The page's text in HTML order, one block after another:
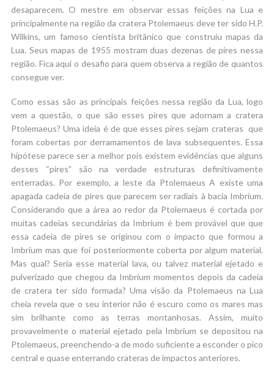
desaparecem. O mestre em observar essas feições na Lua e
principalmente na região da cratera Ptolemaeus deve ter sido H.P.
Wilkins, um famoso cientista britânico que construiu mapas da
Lua. Seus mapas de 1955 mostram duas dezenas de pires nessa
região. Fica aqui o desafio para quem observa a região de quantos
consegue ver.
Como essas são as principais feições nessa região da Lua, logo
vem a questão, o que são esses pires que adornam a cratera
Ptolemaeus? Uma ideia é de que esses pires sejam crateras que
foram cobertas por derramamentos de lava subsequentes. Essa
hipótese parece ser a melhor pois existem evidências que alguns
desses “pires” são na verdade estruturas definitivamente
enterradas. Por exemplo, a leste da Ptolemaeus A existe uma
apagada cadeia de pires que parecem ser radiais à bacia Imbrium.
Considerando que a área ao redor da Ptolemaeus é cortada por
muitas cadeias secundárias da Imbrium é bem provável que que
essa cadeia de pires se originou com o impacto que formou a
Imbrium mas que foi posteriormente coberta por algum material.
Mas qual? Seria esse material lava, ou talvez material ejetado e
pulverizado que chegou da Imbrium momentos depois da cadeia
de cratera ter sido formada? Uma visão da Ptolemaeus na Lua
cheia revela que o seu interior não é escuro como os mares mas
sim brilhante como as terras montanhosas. Assim, muito
provavelmente o material ejetado pela Imbrium se depositou na
Ptolemaeus, preenchendo-a de modo suficiente a esconder o pico
central e quase enterrando crateras de impactos anteriores.